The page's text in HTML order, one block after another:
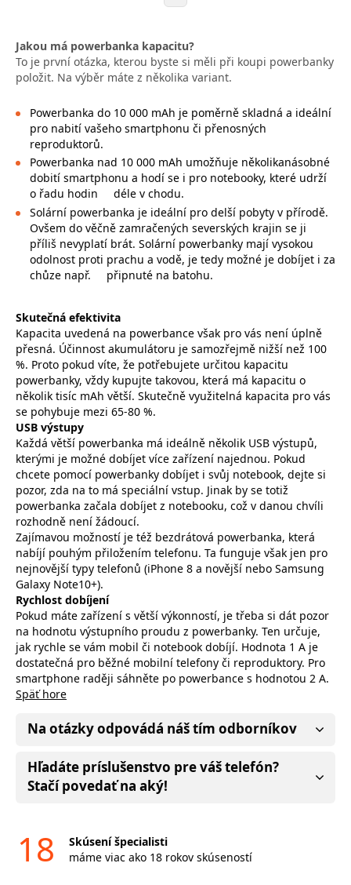
Jakou má powerbanka kapacitu?
To je první otázka, kterou byste si měli při koupi powerbanky
položit. Na výběr máte z několika variant.
Powerbanka do 10 000 mAh je poměrně skladná a ideální
pro nabití vašeho smartphonu či přenosných
reproduktorů.
Powerbanka nad 10 000 mAh umožňuje několikanásobné
dobití smartphonu a hodí se i pro notebooky, které udrží
o řadu hodin
déle v chodu.
Solární powerbanka je ideální pro delší pobyty v přírodě.
Ovšem do věčně zamračených severských krajin se ji
příliš nevyplatí brát. Solární powerbanky mají vysokou
odolnost proti prachu a vodě, je tedy možné je dobíjet i za
chůze např.
připnuté na batohu.
Skutečná efektivita
Kapacita uvedená na powerbance však pro vás není úplně
přesná. Účinnost akumulátoru je samozřejmě nižší než 100
%. Proto pokud víte, že potřebujete určitou kapacitu
powerbanky, vždy kupujte takovou, která má kapacitu o
několik tisíc mAh větší. Skutečně využitelná kapacita pro vás
se pohybuje mezi 65-80 %.
USB výstupy
Každá větší powerbanka má ideálně několik USB výstupů,
kterými je možné dobíjet více zařízení najednou. Pokud
chcete pomocí powerbanky dobíjet i svůj notebook, dejte si
pozor, zda na to má speciální vstup. Jinak by se totiž
powerbanka začala dobíjet z notebooku, což v danou chvíli
rozhodně není žádoucí.
Zajímavou možností je též bezdrátová powerbanka, která
nabíjí pouhým přiložením telefonu. Ta funguje však jen pro
nejnovější typy telefonů (iPhone 8 a novější nebo Samsung
Galaxy Note10+).
Rychlost dobíjení
Pokud máte zařízení s větší výkonností, je třeba si dát pozor
na hodnotu výstupního proudu z powerbanky. Ten určuje,
jak rychle se vám mobil či notebook dobíjí. Hodnota 1 A je
dostatečná pro běžné mobilní telefony či reproduktory. Pro
smartphone raději sáhněte po powerbance s hodnotou 2 A.
Späť hore
Na otázky odpovádá náš tím odborníkov
Hľadáte príslušenstvo pre váš telefón?
Stačí povedať na aký!
18
Skúsení špecialisti
máme viac ako 18 rokov skúseností